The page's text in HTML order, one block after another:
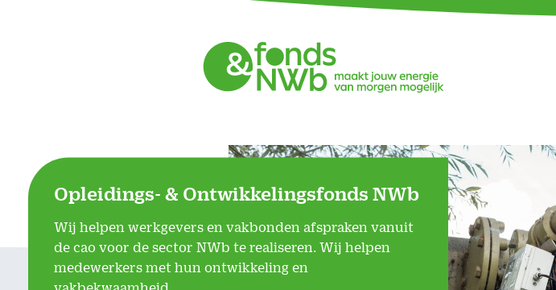
Opleidings- & Ontwikkelingsfonds NWb
Wij helpen werkgevers en vakbonden afspraken vanuit
de cao voor de sector NWb te realiseren. Wij helpen
medewerkers met hun ontwikkeling en
vakbekwaamheid.